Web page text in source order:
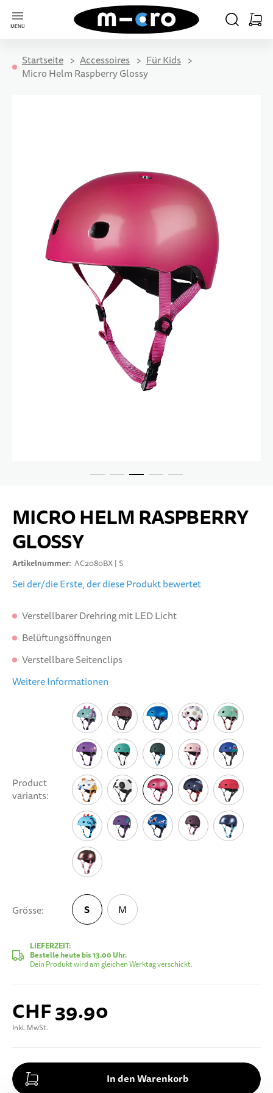
MENÜ SUCHE
Startseite Accessoires
Für Kids
Micro Helm Raspberry Glossy
MICRO HELM RASPBERRY
GLOSSY
Artikelnummer AC2080BX | S
Sei der/die Erste, der diese Produkt bewertet
Verstellbarer Drehring mit LED Licht
Belüftungsöffnungen
Verstellbare Seitenclips
Weitere Informationen
Product
variants
Grösse
S S M
LIEFERZEIT:
Bestelle heute bis 13.00 Uhr.
Dein Produkt wird am gleichen Werktag verschickt.
CHF 39.90
Inkl. MwSt.
In den Warenkorb